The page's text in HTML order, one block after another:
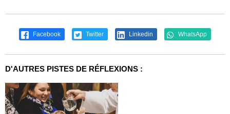
Facebook Twitter Linkedin WhatsApp
D'AUTRES PISTES DE RÉFLEXIONS :